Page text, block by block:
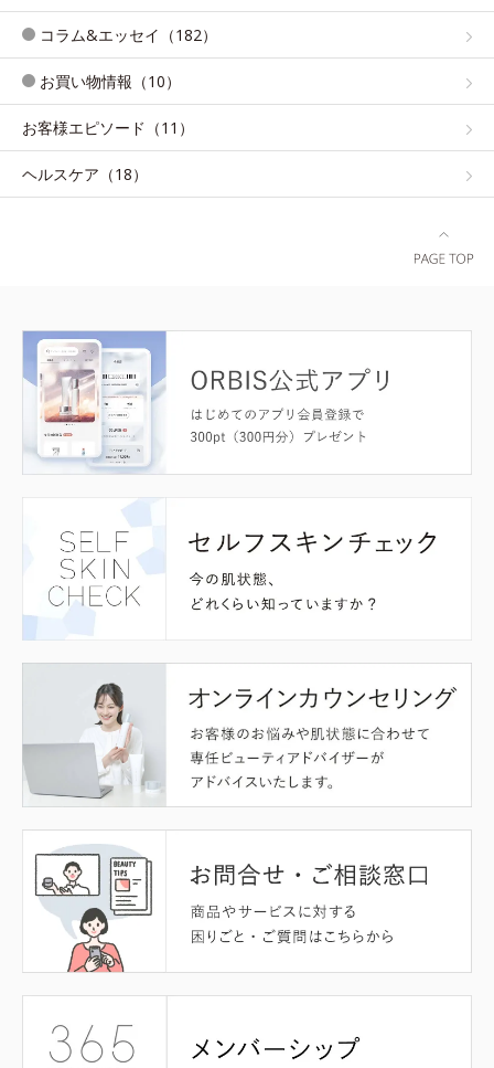
コラム&エッセイ（182）
お買い物情報（10）
お客様エピソード（11）
ヘルスケア（18）